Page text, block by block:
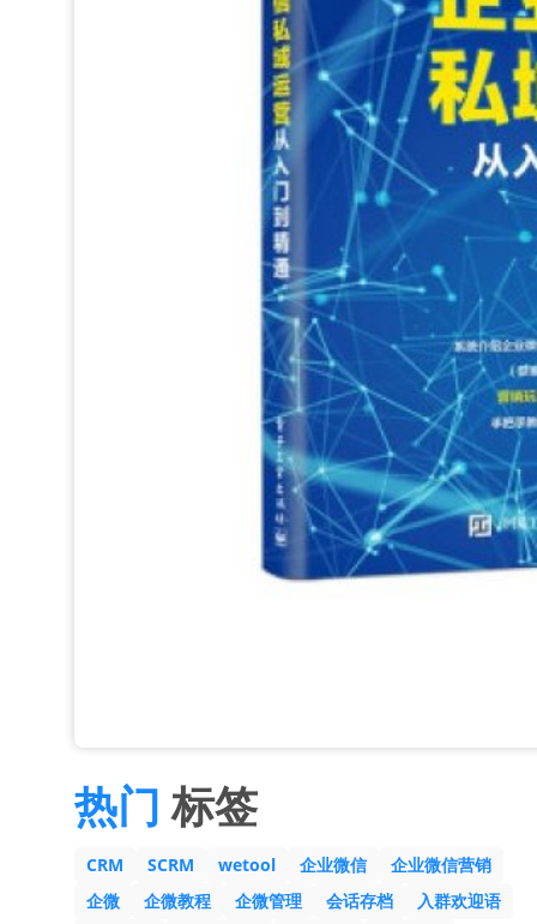
热门 标签
CRM SCRM wetool 企业微信
企业微信营销
企微
企微教程 企微管理 会话存档
入群欢迎语